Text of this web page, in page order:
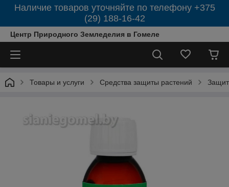
Наличие товаров уточняйте по телефону +375
(29) 188-16-42
Центр Природного Земледелия в Гомеле
Товары и услуги Средства защиты растений